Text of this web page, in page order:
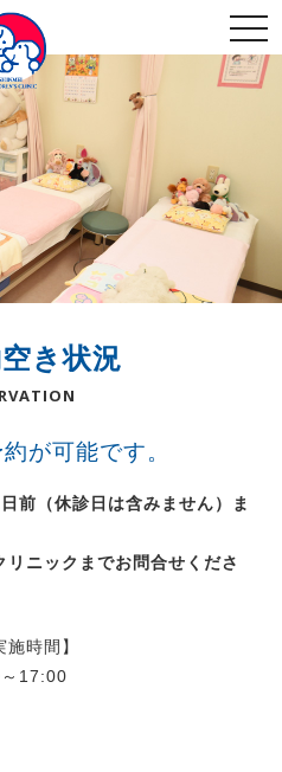
き状況
が可能です。
前（休診日は含みません）ま
ニックまでお問合せくださ
時間】
17:00